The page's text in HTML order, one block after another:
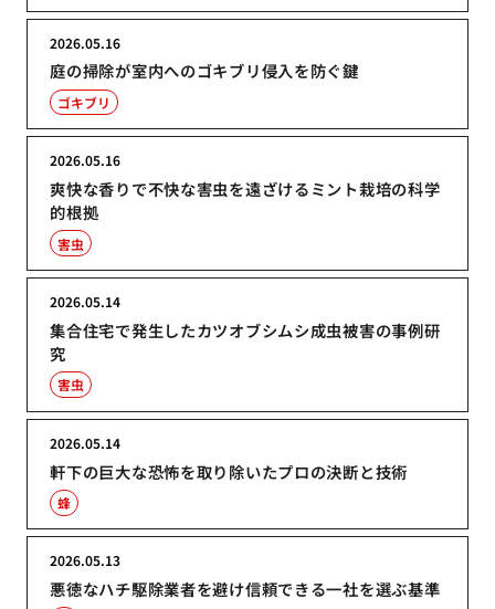
庭の掃除が室内へのゴキブリ侵入を防ぐ鍵
2026.05.16
ゴキブリ
爽快な香りで不快な害虫を遠ざけるミント栽培の科学
的根拠
2026.05.16
害虫
集合住宅で発生したカツオブシムシ成虫被害の事例研
究
2026.05.14
害虫
軒下の巨大な恐怖を取り除いたプロの決断と技術
2026.05.14
蜂
悪徳なハチ駆除業者を避け信頼できる一社を選ぶ基準
2026.05.13